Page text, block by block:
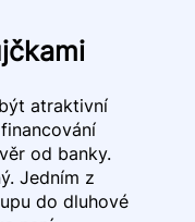
atraktivní
od banky.
Jedním z
do dluhové